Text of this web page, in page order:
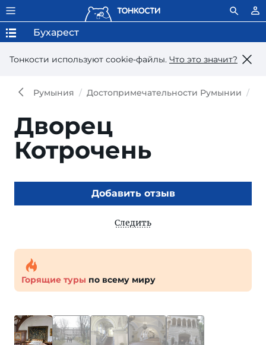
Тонкости используют сookie-файлы. Что это значит?
Бухарест
Румыния Достопримечательности Румынии
Дворец
Котрочень
Добавить отзыв
Следить
Горящие туры по всему миру